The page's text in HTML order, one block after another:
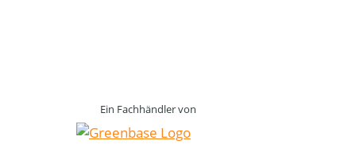
Ein Fachhändler von